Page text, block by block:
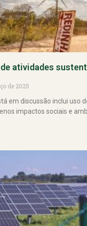
atividades
de 2025
em discussão inclui uso
impactos sociais e